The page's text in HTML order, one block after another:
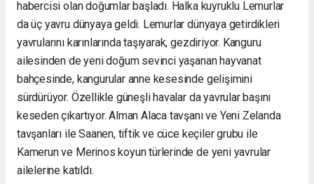
habercisi olan doğumlar başladı. Halka kuyruklu Lemurlar
da üç yavru dünyaya geldi. Lemurlar dünyaya getirdikleri
yavrularını karınlarında taşıyarak, gezdiriyor. Kanguru
ailesinden de yeni doğum sevinci yaşanan hayvanat
bahçesinde, kangurular anne kesesinde gelişimini
sürdürüyor. Özellikle güneşli havalar da yavrular başını
keseden çıkartıyor. Alman Alaca tavşanı ve Yeni Zelanda
tavşanları ile Saanen, tiftik ve cüce keçiler grubu ile
Kamerun ve Merinos koyun türlerinde de yeni yavrular
ailelerine katıldı.